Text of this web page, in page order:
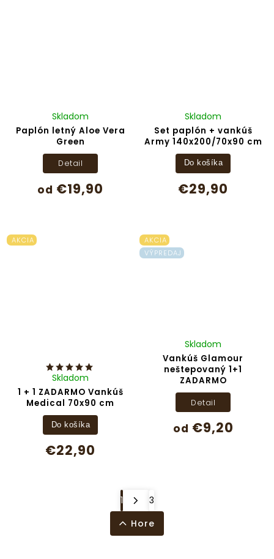
Paplón letný Aloe Vera
Green
Skladom
od €19,90
Detail
Set paplón + vankúš
Army 140x200/70x90 cm
Skladom
€29,90
Do košíka
AKCIA
1 + 1 ZADARMO Vankúš
Medical 70x90 cm
Skladom
€22,90
Do košíka
AKCIA
VÝPREDAJ
Vankúš Glamour
neštepovaný 1+1
ZADARMO
Skladom
od €9,20
Detail
1
3
Hore